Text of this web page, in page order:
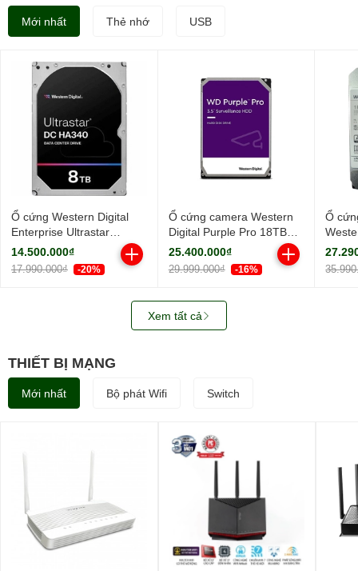
Mới nhất Thẻ nhớ USB
Ổ cứng Western Digital
Enterprise Ultrastar
HA340 8TB 7200RPM
256MB-
WUS721208BLE6L4
14.500.000₫
17.990.000₫ -20%
Ổ cứng camera Western
Digital Purple Pro 18TB
WD181PURP (3.5Inch/
7200rpm/ Cache 256MB/
SATA3)
25.400.000₫
29.999.000₫ -16%
Ổ
18TB
Xem tất cả
THIẾT BỊ MẠNG
Mới nhất Bộ phát Wifi Switch